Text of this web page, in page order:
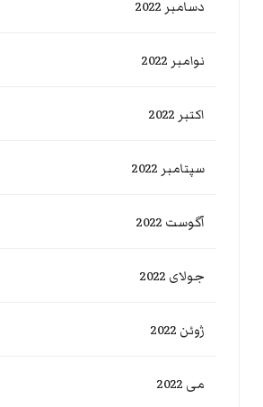
دسامبر 2022
نوامبر 2022
اکتبر 2022
سپتامبر 2022
آگوست 2022
جولای 2022
ژوئن 2022
می 2022